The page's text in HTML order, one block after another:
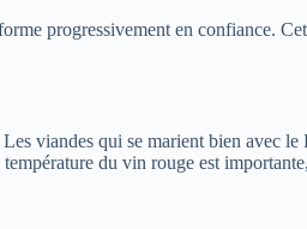
progressivement en confiance.
viandes qui se marient bien avec le
du vin rouge est